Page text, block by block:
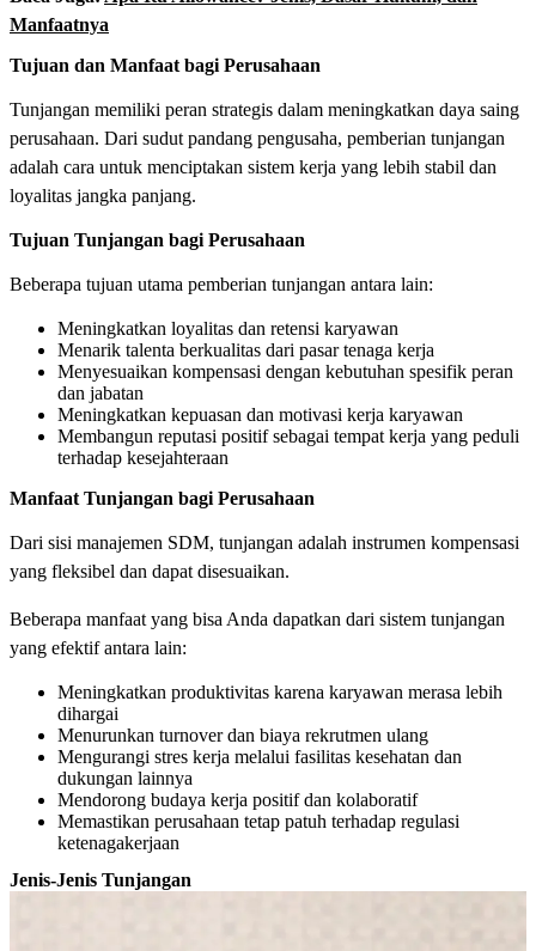
Manfaatnya
Tujuan dan Manfaat bagi Perusahaan
Tunjangan memiliki peran strategis dalam meningkatkan daya saing
perusahaan. Dari sudut pandang pengusaha, pemberian tunjangan
adalah cara untuk menciptakan sistem kerja yang lebih stabil dan
loyalitas jangka panjang.
Tujuan Tunjangan bagi Perusahaan
Beberapa tujuan utama pemberian tunjangan antara lain:
Meningkatkan loyalitas dan retensi karyawan
Menarik talenta berkualitas dari pasar tenaga kerja
Menyesuaikan kompensasi dengan kebutuhan spesifik peran
dan jabatan
Meningkatkan kepuasan dan motivasi kerja karyawan
Membangun reputasi positif sebagai tempat kerja yang peduli
terhadap kesejahteraan
Manfaat Tunjangan bagi Perusahaan
Dari sisi manajemen SDM, tunjangan adalah instrumen kompensasi
yang fleksibel dan dapat disesuaikan.
Beberapa manfaat yang bisa Anda dapatkan dari sistem tunjangan
yang efektif antara lain:
Meningkatkan produktivitas karena karyawan merasa lebih
dihargai
Menurunkan turnover dan biaya rekrutmen ulang
Mengurangi stres kerja melalui fasilitas kesehatan dan
dukungan lainnya
Mendorong budaya kerja positif dan kolaboratif
Memastikan perusahaan tetap patuh terhadap regulasi
ketenagakerjaan
Jenis-Jenis Tunjangan